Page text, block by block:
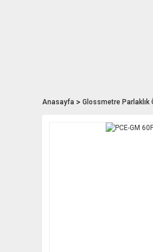
Anasayfa Glossmetre Parlaklık